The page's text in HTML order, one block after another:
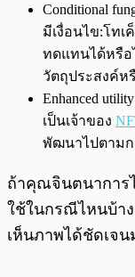
Conditional
มีเงื่อนไข:โท
ทดแทนได้หรื
วัตถุประสงค์ห
Enhanced
เป็นเจ้าของ
พัฒนาไปตามก
ถ้าคุณจินตนาการไ
ใช้ในกรณีไหนบ้า
เห็นภาพได้ชัดเจ